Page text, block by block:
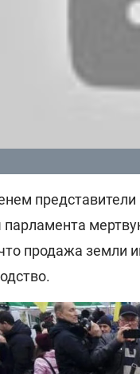
парламента
продажа земли